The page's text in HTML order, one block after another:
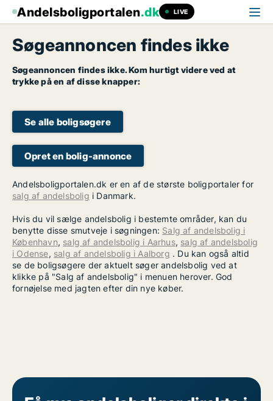
Andelsboligportalen.dk LIVE
Søgeannoncen findes ikke
Søgeannoncen findes ikke. Kom hurtigt videre ved at
trykke på en af disse knapper:
Se alle boligsøgere
Opret en bolig-annonce
Andelsboligportalen.dk er en af de største boligportaler for
salg af andelsbolig i Danmark.
Hvis du vil sælge andelsbolig i bestemte områder, kan du
benytte disse smutveje i søgningen: Salg af andelsbolig i
København, salg af andelsbolig i Aarhus, salg af andelsbolig
i Odense, salg af andelsbolig i Aalborg . Du kan også altid
se de boligsøgere der aktuelt søger andelsbolig ved at
klikke på "Salg af andelsbolig" i menuen herover. God
fornøjelse med jagten efter din nye køber.